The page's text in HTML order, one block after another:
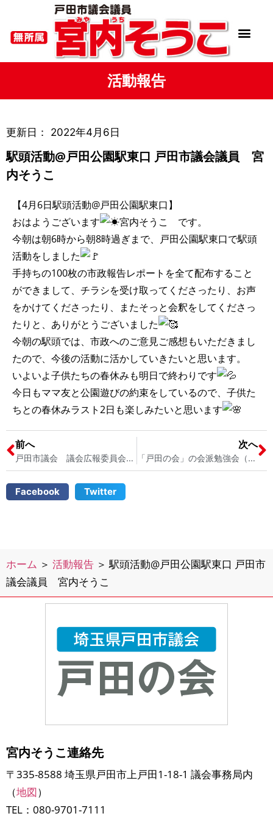
活動報告
更新日： 2022年4月6日
駅頭活動@戸田公園駅東口 戸田市議会議員 宮
内そうこ
【4月6日駅頭活動@戸田公園駅東口】
おはようございます
宮内そうこ です。
今朝は朝6時から朝8時過ぎまで、戸田公園駅東口で駅頭
活動をしました
手持ちの100枚の市政報告レポートを全て配布すること
ができまして、チラシを受け取ってくださったり、お声
をかけてくださったり、またそっと会釈をしてくださっ
たりと、ありがとうございました
今朝の駅頭では、市政へのご意見ご感想もいただきまし
たので、今後の活動に活かしていきたいと思います。
いよいよ子供たちの春休みも明日で終わりです
今日もママ友と公園遊びの約束をしているので、子供た
ちとの春休みラスト2日も楽しみたいと思います
前へ
戸田市議会 議会広報委員会と、幼稚園ママ友や子供たちと公園遊び 戸田市議会議員 宮内そうこ
次へ
「戸田の会」の会派勉強会（慶應義塾大学教授を会派にお招きして） 戸田市議会議員 宮内そうこ
Facebook Twitter
ホーム ＞ 活動報告 ＞駅頭活動@戸田公園駅東口 戸田市
議会議員 宮内そうこ
宮内そうこ連絡先
〒335-8588 埼玉県戸田市上戸田1-18-1 議会事務局内
（地図）
TEL：080-9701-7111